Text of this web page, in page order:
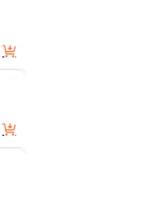
peuvent
être
choisies
du
produit